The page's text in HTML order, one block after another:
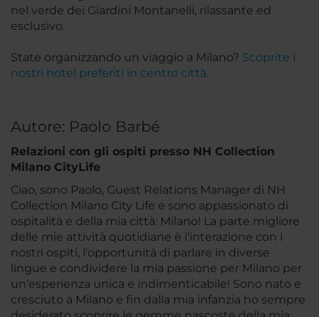
nel verde dei Giardini Montanelli, rilassante ed
esclusivo.
State organizzando un viaggio a Milano? Scoprite i
nostri hotel preferiti in centro città.
Autore: Paolo Barbé
Relazioni con gli ospiti presso NH Collection
Milano CityLife
Ciao, sono Paolo, Guest Relations Manager di NH
Collection Milano City Life e sono appassionato di
ospitalità e della mia città: Milano! La parte migliore
delle mie attività quotidiane è l'interazione con i
nostri ospiti, l'opportunità di parlare in diverse
lingue e condividere la mia passione per Milano per
un'esperienza unica e indimenticabile! Sono nato e
cresciuto a Milano e fin dalla mia infanzia ho sempre